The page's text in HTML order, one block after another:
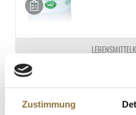
Zustimmung
€ 12,28*
St.